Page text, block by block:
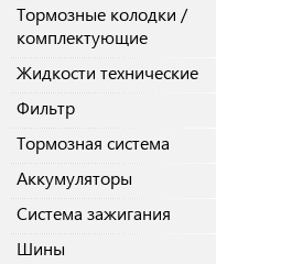
Тормозные колодки /
комплектующие
Жидкости технические
Фильтр
Тормозная система
Аккумуляторы
Система зажигания
Шины